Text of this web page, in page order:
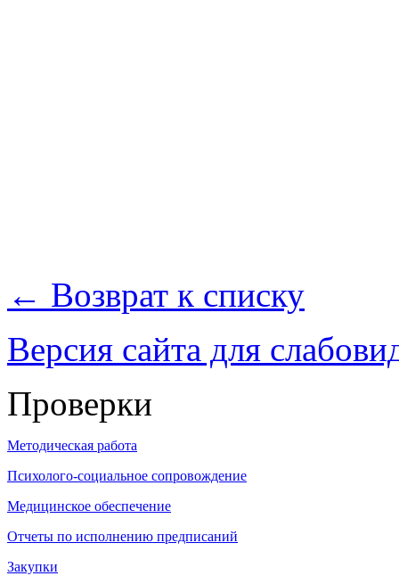
← Возврат к списку
Версия сайта для
Проверки
Методическая работа
Психолого-социальное сопровождение
Медицинское обеспечение
Отчеты по исполнению предписаний
Закупки